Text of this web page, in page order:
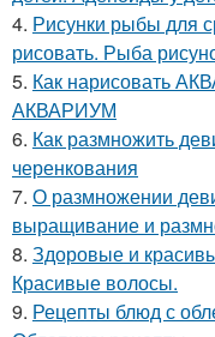
4. Рисунки рыбы для
рисовать. Рыба
5. Как нарисовать
АКВАРИУМ
6. Как размножить
черенкования
7. О размножении
выращивание и
8. Здоровые и
Красивые волосы.
9. Рецепты блюд с